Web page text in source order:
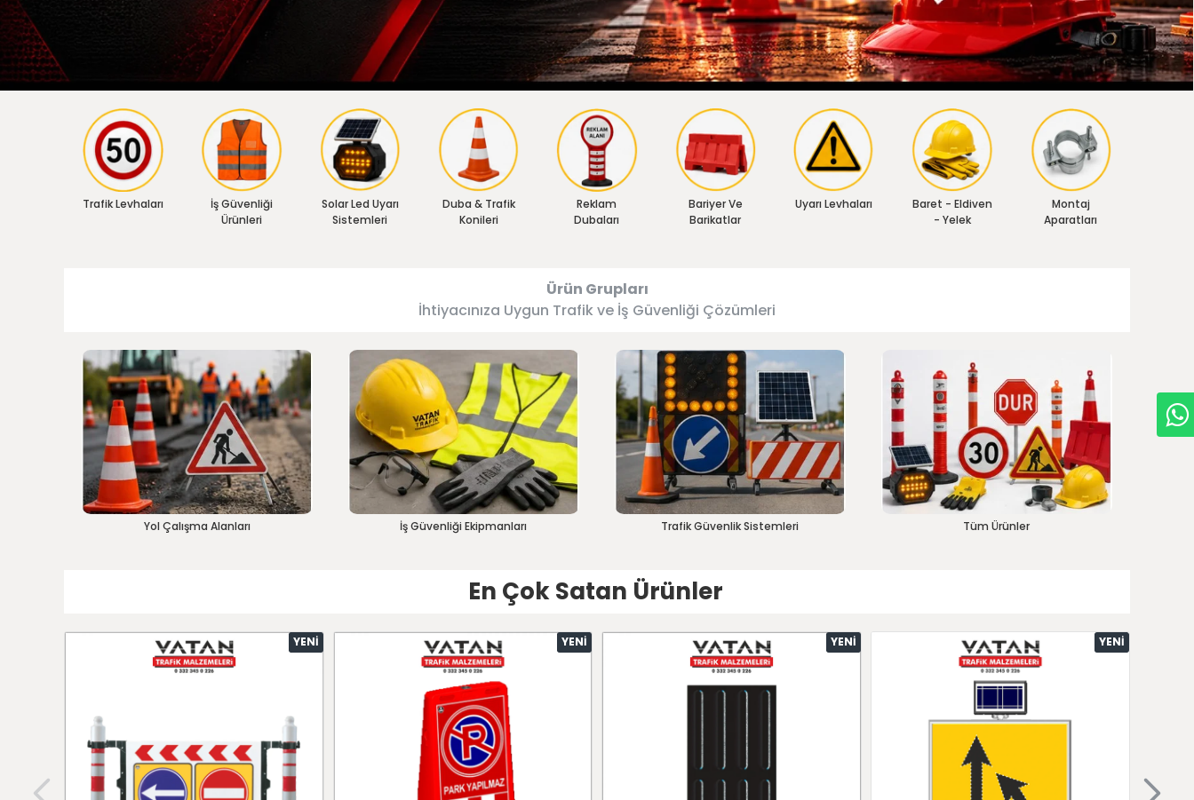
Trafik Levhaları
İş Güvenliği
Ürünleri
Solar Led Uyarı
Sistemleri
Duba & Trafik
Konileri
Reklam
Dubaları
Bariyer Ve
Barikatlar
Uyarı Levhaları
Baret - Eldiven
- Yelek
Montaj
Aparatları
Ürün Grupları
İhtiyacınıza Uygun Trafik ve İş Güvenliği Çözümleri
Yol Çalışma Alanları İş Güvenliği Ekipmanları Trafik Güvenlik Sistemleri Tüm Ürünler
En Çok Satan Ürünler
YENI YENI YENI YENI